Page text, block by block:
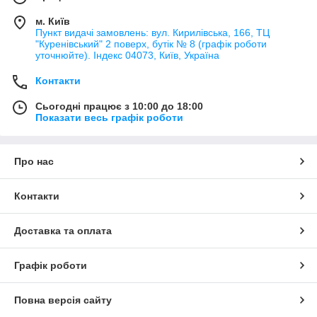
м. Київ
Пункт видачі замовлень: вул. Кирилівська, 166, ТЦ
"Куренівський" 2 поверх, бутік № 8 (графік роботи
уточнюйте). Індекс 04073, Київ, Україна
Контакти
Сьогодні працює з 10:00 до 18:00
Показати весь графік роботи
Про нас
Контакти
Доставка та оплата
Графік роботи
Повна версія сайту